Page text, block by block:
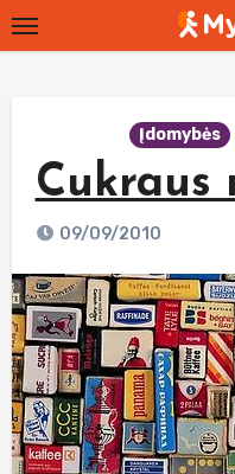
Skip
to
Įdomybės
Cukraus
09/09/2010